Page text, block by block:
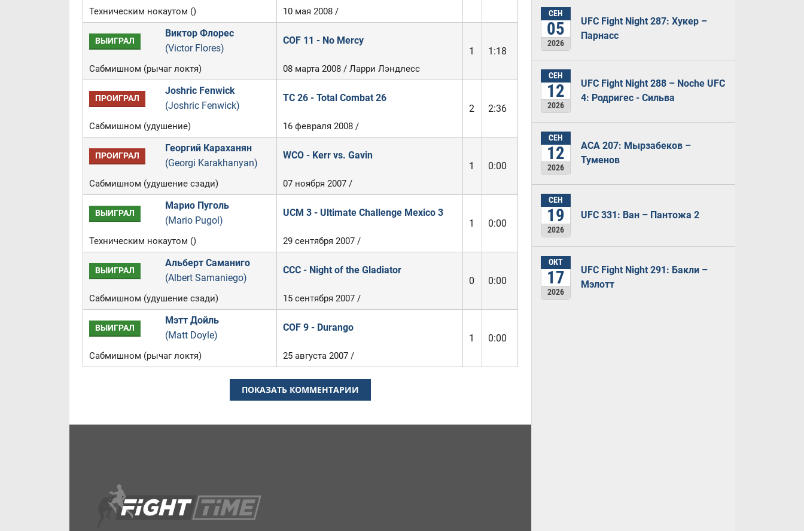
Техническим нокаутом () 10 мая 2008 /
ВЫИГРАЛ
Виктор Флорес
(Victor Flores)
COF 11 - No Mercy
1
1:18
Сабмишном (рычаг локтя) 08 марта 2008 / Ларри Лэндлесс
ПРОИГРАЛ
Joshric Fenwick
(Joshric Fenwick)
TC 26 - Total Combat 26
2
2:36
Сабмишном (удушение) 16 февраля 2008 /
ПРОИГРАЛ
Георгий Караханян
(Georgi Karakhanyan)
WCO - Kerr vs. Gavin
1
0:00
Сабмишном (удушение сзади) 07 ноября 2007 /
ВЫИГРАЛ
Марио Пуголь
(Mario Pugol)
UCM 3 - Ultimate Challenge Mexico 3
1
0:00
Техническим нокаутом () 29 сентября 2007 /
ВЫИГРАЛ
Альберт Саманиго
(Albert Samaniego)
CCC - Night of the Gladiator
0
0:00
Сабмишном (удушение сзади) 15 сентября 2007 /
ВЫИГРАЛ
Мэтт Дойль
(Matt Doyle)
COF 9 - Durango
1
0:00
Сабмишном (рычаг локтя) 25 августа 2007 /
ПОКАЗАТЬ КОММЕНТАРИИ
СЕН
05
2026
UFC Fight Night 287: Хукер –
Парнасс
СЕН
12
2026
UFC Fight Night 288 – Noche UFC
4: Родригес - Сильва
СЕН
12
2026
ACA 207: Мырзабеков –
Туменов
СЕН
19
2026
UFC 331: Ван – Пантожа 2
ОКТ
17
2026
UFC Fight Night 291: Бакли –
Мэлотт